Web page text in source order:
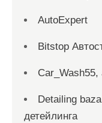
AutoExpert
Bitstop
Car_Wash55,
Detailing
детейлинга